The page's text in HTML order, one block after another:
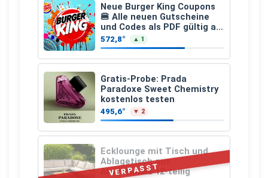
Neue Burger King Coupons
🍔 Alle neuen Gutscheine
und Codes als PDF gültig ab
25.07.2026 bis 04.09.2026
572,8° ▲ 1
Gratis-Probe: Prada
Paradoxe Sweet Chemistry
kostenlos testen
495,6° ▼ 2
VERPASST
Ecklounge mit Tisch und
Ablagetisch aus
Akazienholz 12-teilig